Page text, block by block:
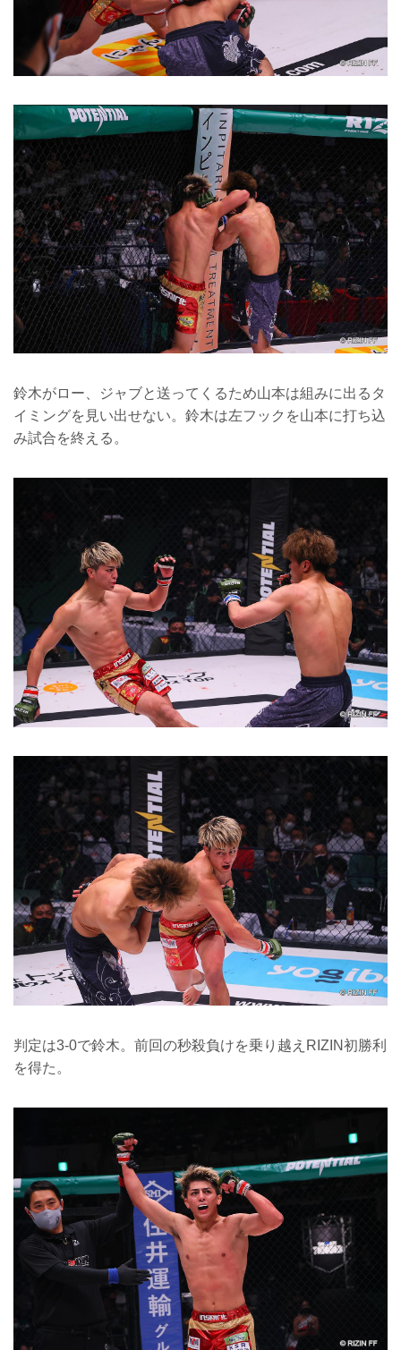
鈴木がロー、ジャブと送ってくるため山本は組みに出るタ
イミングを見い出せない。鈴木は左フックを山本に打ち込
み試合を終える。
判定は3-0で鈴木。前回の秒殺負けを乗り越えRIZIN初勝利
を得た。